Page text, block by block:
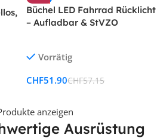
Büchel LED Fahrrad Rücklicht
– Aufladbar & StVZO
Vorrätig
CHF51.90CHF57.15
anzeigen
Ausrüstung